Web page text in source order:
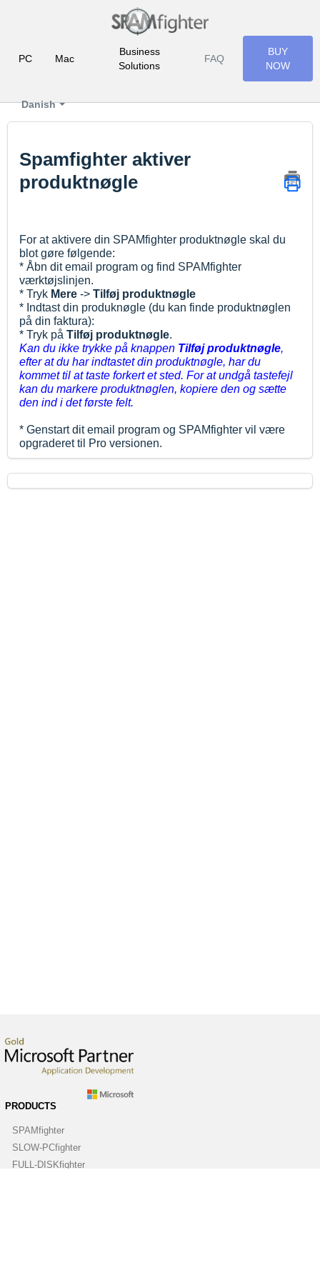
PC Mac
Business
Solutions
FAQ
BUY
NOW
Danish
Spamfighter aktiver
produktnøgle
For at aktivere din SPAMfighter produktnøgle skal du
blot gøre følgende:
* Åbn dit email program og find SPAMfighter
værktøjslinjen.
* Tryk Mere -> Tilføj produktnøgle
* Indtast din produknøgle (du kan finde produktnøglen
på din faktura):
* Tryk på Tilføj produktnøgle.
Kan du ikke trykke på knappen Tilføj produktnøgle,
efter at du har indtastet din produktnøgle, har du
kommet til at taste forkert et sted. For at undgå tastefejl
kan du markere produktnøglen, kopiere den og sætte
den ind i det første felt.
* Genstart dit email program og SPAMfighter vil være
opgraderet til Pro versionen.
PRODUCTS
SPAMfighter
SLOW-PCfighter
FULL-DISKfighter